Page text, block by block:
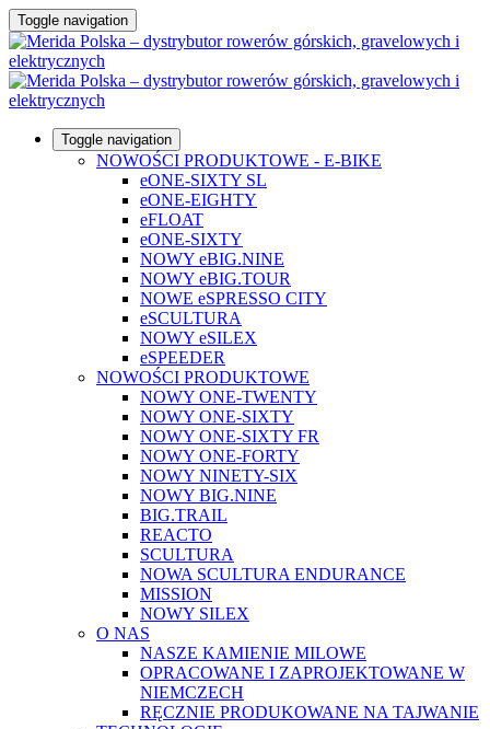
Toggle navigation
Toggle navigation
NOWOŚCI PRODUKTOWE - E-BIKE
eONE-SIXTY SL
eONE-EIGHTY
eFLOAT
eONE-SIXTY
NOWY eBIG.NINE
NOWY eBIG.TOUR
NOWE eSPRESSO CITY
eSCULTURA
NOWY eSILEX
eSPEEDER
NOWOŚCI PRODUKTOWE
NOWY ONE-TWENTY
NOWY ONE-SIXTY
NOWY ONE-SIXTY FR
NOWY ONE-FORTY
NOWY NINETY-SIX
NOWY BIG.NINE
BIG.TRAIL
REACTO
SCULTURA
NOWA SCULTURA ENDURANCE
MISSION
NOWY SILEX
O NAS
NASZE KAMIENIE MILOWE
OPRACOWANE I ZAPROJEKTOWANE W
NIEMCZECH
RĘCZNIE PRODUKOWANE NA TAJWANIE